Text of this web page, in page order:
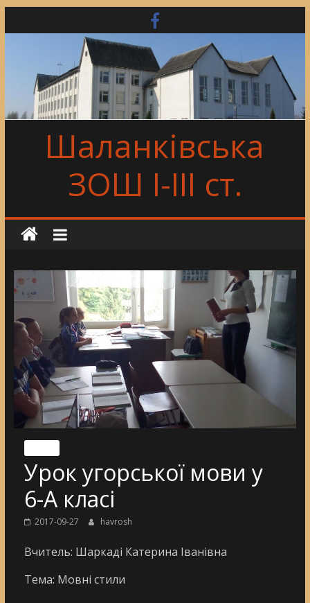
to
Шаланківська
ЗОШ І-ІІІ ст.
Урок угорської мови у
6-А класі
2017-09-27 havrosh
Вчитель: Шаркаді Катерина Іванівна
Тема: Мовні стили